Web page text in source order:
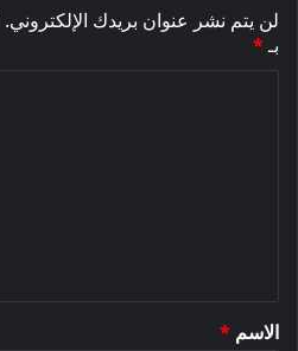
لن يتم نشر عنوان بريدك الإلكتروني.
بـ*
*
الاسم *